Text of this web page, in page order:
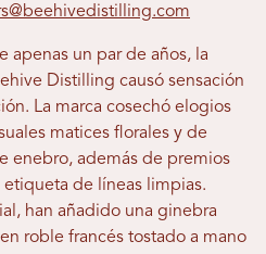
apenas un par de años, la
Distilling causó sensación
La marca cosechó elogios
matices florales y de
enebro, además de premios
de líneas limpias.
han añadido una ginebra
roble francés tostado a mano